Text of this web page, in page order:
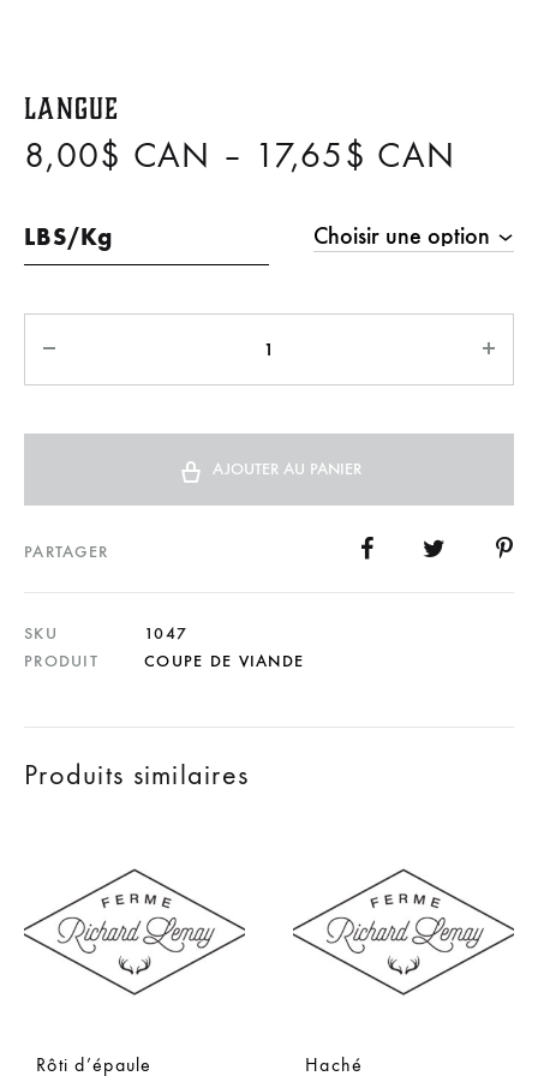
Langue
8,00$ CAN – 17,65$ CAN
LBS/Kg
AJOUTER AU PANIER
PARTAGER
SKU
1047
PRODUIT
COUPE DE VIANDE
Produits similaires
Rôti d’épaule Haché